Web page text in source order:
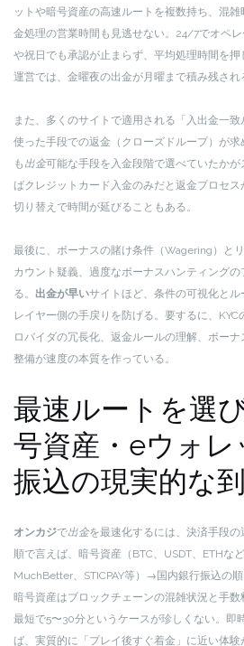
ットや暗号資産の高速ルートを複数持ち、混
金処理の営業時間も見逃せない。24/7でオペ
や祝日でも承認が止まらず、平均処理時間を
運営では、金曜夜の出金が月曜まで積み残され
また、多くのサイトで適用される「入出金一
使った手段での返金（クローズドループ）が
も 出金可能な手段を入金段階で選べていたかが
ばクレジットカード入金のみだと返金プロセ
切り替えで時間が延びることもある。
最後に、ボーナスの賭け条件（Wagering）と
カウント疑義、過度なボーナスハンティング
る。 出金が早いサイトほど、条件の可視化と
レイヤー側の手戻りを防げる。要するに、
ロバイダの冗長化、返金ルールの理解、ボー
整備が速度の本質を作っている。
最速ルートを選
号資産・eウォレ
振込の現実的な
オンカジで出金を最速化するには、決済手段
順で言えば、暗号資産（BTC、USDT、ETHな
MuchBetter、STICPAY等）→国内銀行振込の順
暗号資産はブロックチェーンの混雑状況と手
最短で5〜30分というケースが珍しくない。即
ば、実質的に「プレイ後すぐ着金」に近い体験